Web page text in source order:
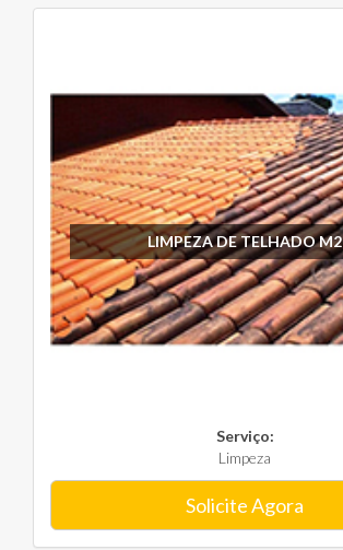
LIMPEZA DE TELHADO M2
Serviço:
Limpeza
Solicite Agora